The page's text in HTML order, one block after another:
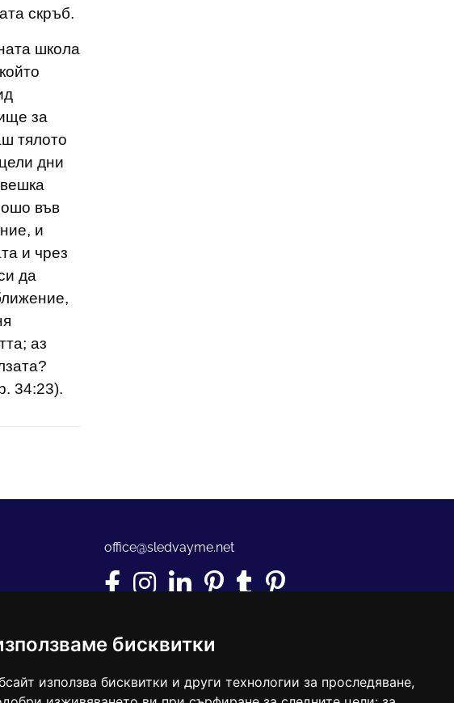
бисквитки
използва бисквитки и други технологии за проследяване,
скръб.
школа
за
тялото
дни
във
и
и чрез
да
аз
34:23).
office@sledvayme.net